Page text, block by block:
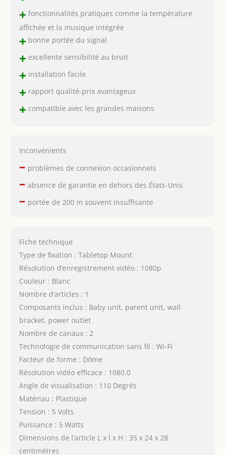
+fonctionnalités pratiques comme la température
affichée et la musique intégrée
+bonne portée du signal
+excellente sensibilité au bruit
+installation facile
+rapport qualité-prix avantageux
+compatible avec les grandes maisons
Inconvénients
– problèmes de connexion occasionnels
– absence de garantie en dehors des États-Unis
– portée de 200 m souvent insuffisante
Fiche technique
Type de fixation : Tabletop Mount
Résolution d’enregistrement vidéo : 1080p
Couleur : Blanc
Nombre d’articles : 1
Composants inclus : Baby unit, parent unit, wall
bracket, power outlet
Nombre de canaux : 2
Technologie de communication sans fil : Wi-Fi
Facteur de forme : Dôme
Résolution vidéo efficace : 1080.0
Angle de visualisation : 110 Degrés
Matériau : Plastique
Tension : 5 Volts
Puissance : 5 Watts
Dimensions de l’article L x l x H : 35 x 24 x 28
centimètres